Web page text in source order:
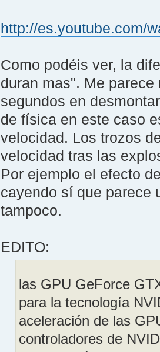
http://es.youtube.com/
Como podéis ver, la
duran mas". Me
segundos en
de física en este caso
velocidad. Los trozos
velocidad tras las
Por ejemplo el efecto
cayendo sí que parece
tampoco.
EDITO:
las GPU GeForce
para la tecnología
aceleración de las
controladores de